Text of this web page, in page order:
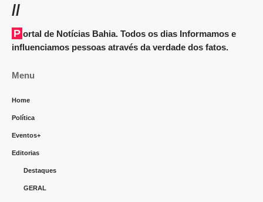
//
Portal de Notícias Bahia. Todos os dias Informamos e
influenciamos pessoas através da verdade dos fatos.
Menu
Home
Política
Eventos+
Editorias
Destaques
GERAL